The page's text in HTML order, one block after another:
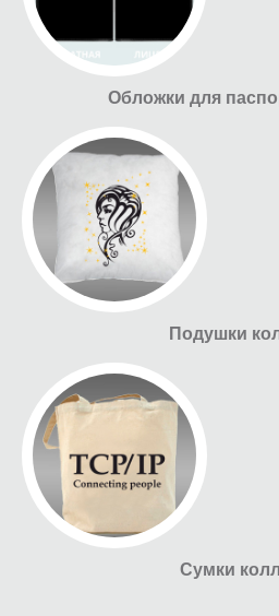
Обложки для
Подушки
Сумки